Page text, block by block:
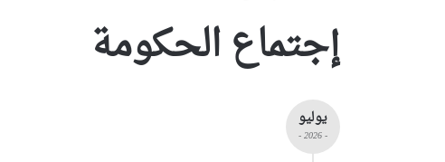
إجتماع الحكومة
يوليو
- 2026 -